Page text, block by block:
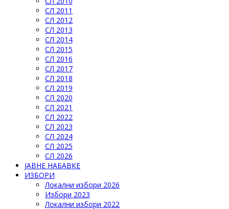
СЛ 2011
СЛ 2012
СЛ 2013
СЛ 2014
СЛ 2015
СЛ 2016
СЛ 2017
СЛ 2018
СЛ 2019
СЛ 2020
СЛ 2021
СЛ 2022
СЛ 2023
СЛ 2024
СЛ 2025
СЛ 2026
ЈАВНЕ НАБАВКЕ
ИЗБОРИ
Локални избори 2026
Избори 2023
Локални избори 2022